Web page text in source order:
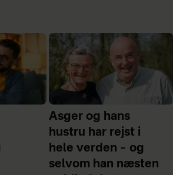
Asger og hans
hustru har rejst i
hele verden – og
selvom han næsten